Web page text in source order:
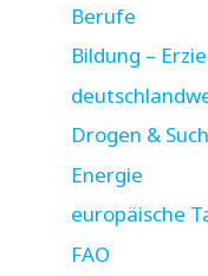
Berufe
Bildung –
Drogen &
Energie
europäische
FAO